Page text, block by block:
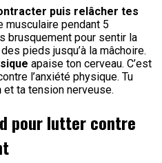
puis relâcher tes
musculaire pendant 5
brusquement pour sentir la
pieds jusqu’à la mâchoire.
apaise ton cerveau. C’est
l’anxiété physique. Tu
et ta tension nerveuse.
pour lutter contre